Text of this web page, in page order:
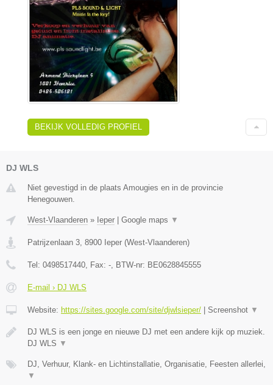
BEKIJK VOLLEDIG PROFIEL
DJ WLS
Niet gevestigd in de plaats Amougies en in de provincie
Henegouwen.
West-Vlaanderen » Ieper | Google maps ▼
Patrijzenlaan 3 8900 Ieper (West-Vlaanderen)
Tel: 0498517440 , Fax: - , BTW-nr: BE0628845555
E-mail › DJ WLS
Website: https://sites.google.com/site/djwlsieper/ | Screenshot ▼
DJ WLS is een jonge en nieuwe DJ met een andere kijk op muziek.
DJ WLS ▼
DJ, Verhuur, Klank- en Lichtinstallatie, Organisatie, Feesten allerlei,
▼